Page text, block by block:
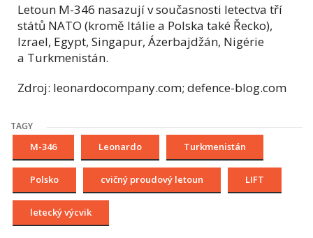
Letoun M-346 nasazují v současnosti letectva tří
států NATO (kromě Itálie a Polska také Řecko),
Izrael, Egypt, Singapur, Ázerbajdžán, Nigérie
a Turkmenistán.
Zdroj: leonardocompany.com; defence-blog.com
TAGY
M-346 Leonardo Turkmenistán
Polsko cvičný proudový letoun LIFT
letecký výcvik